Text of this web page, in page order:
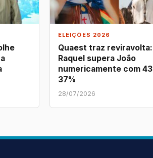
ELEIÇÕES 2026
Quaest traz reviravolta:
Raquel supera João
numericamente com
37%
28/07/2026